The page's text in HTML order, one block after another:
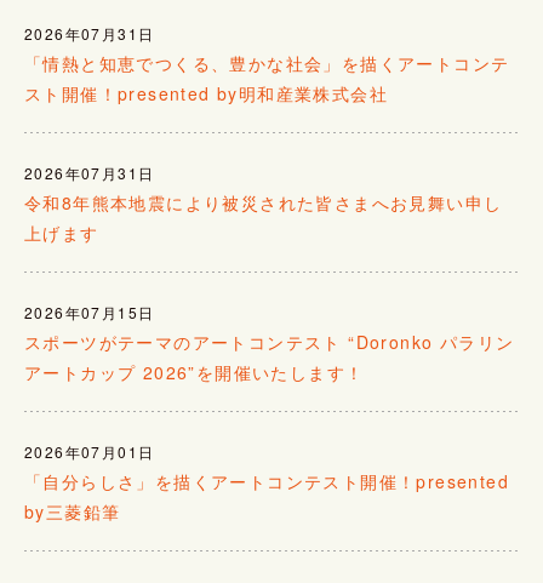
2026年07月31日
「情熱と知恵でつくる、豊かな社会」を描くアートコンテ
スト開催！presented by明和産業株式会社
2026年07月31日
令和8年熊本地震により被災された皆さまへお見舞い申し
上げます
2026年07月15日
スポーツがテーマのアートコンテスト “Doronko パラリン
アートカップ 2026”を開催いたします！
2026年07月01日
「自分らしさ」を描くアートコンテスト開催！presented
by三菱鉛筆